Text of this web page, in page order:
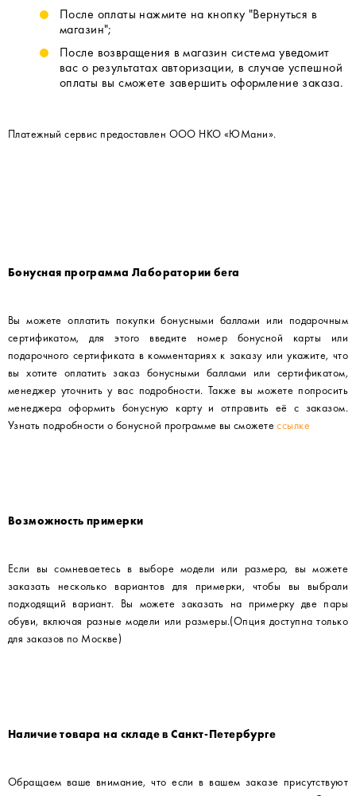
После оплаты нажмите на кнопку "Вернуться в
магазин";
После возвращения в магазин система уведомит
вас о результатах авторизации, в случае успешной
оплаты вы сможете завершить оформление заказа.
Платежный сервис предоставлен ООО НКО ЮМани .
Бонусная программа Лаборатории бега
Вы можете оплатить покупки бонусными баллами или подарочным
сертификатом, для этого введите номер бонусной карты или
подарочного сертификата в комментариях к заказу или укажите, что
вы хотите оплатить заказ бонусными баллами или сертификатом,
менеджер уточнить у вас подробности. Также вы можете попросить
менеджера оформить бонусную карту и отправить её с заказом.
Узнать подробности о бонусной программе вы сможетессылке
Возможность примерки
Если вы сомневаетесь в выборе модели или размера, вы можете
заказать несколько вариантов для примерки, чтобы вы выбрали
подходящий вариант. Вы можете заказать на примерку две пары
обуви, включая разные модели или размеры.(Опция доступна только
для заказов по Москве)
Наличие товара на складе в Санкт-Петербурге
Обращаем ваше внимание, что если в вашем заказе присутствуют